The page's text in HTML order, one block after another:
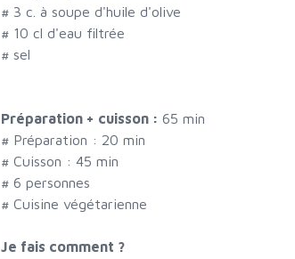
# 3 c. à soupe d'huile d'olive
# 10 cl d'eau filtrée
# sel
Préparation + cuisson : 65 min
# Préparation : 20 min
# Cuisson : 45 min
# 6 personnes
# Cuisine végétarienne
Je fais comment ?